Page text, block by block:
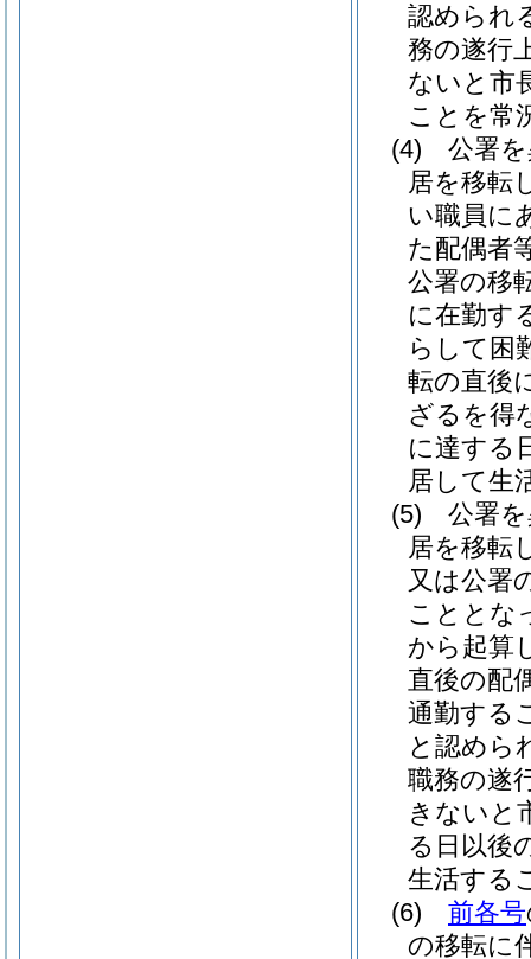
認められ
務の遂行
ないと市
ことを常
(4)
公署
居を移転
い職員に
た配偶者
公署の移
に在勤す
らして困
転の直後
ざるを得
に達する
居して生
(5)
公署
居を移転
又は公署
こととな
から起算
直後の配
通勤する
と認めら
職務の遂
きないと
る日以後
生活する
(6)
前各号
の移転に